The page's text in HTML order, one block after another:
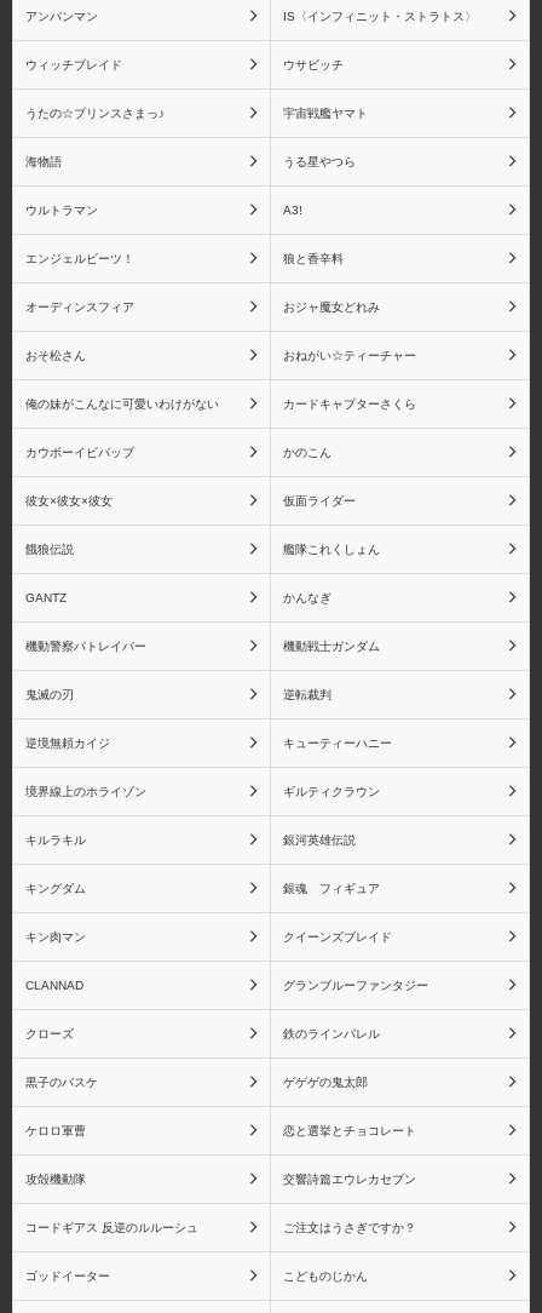
伊黒 小芭内 不死川 実弥
悲鳴嶼 行冥
猗窩座
鬼滅の刃 バンプレスト
シリーズ
鬼滅の刃 Figuarts mini シ
鬼滅の刃 フィギュアー
ツZERO シリーズ
虎杖悠仁 伏黒恵
五条悟
(一番くじ)
魔法少女まどか☆マギ
カ RAHシリーズ
魔法少女まどか☆マギカ
Figuarts miniシリーズ
アンパンマン IS〈インフィニット・ストラトス〉
ウィッチブレイド ウサビッチ
うたの☆プリンスさまっ♪ 宇宙戦艦ヤマト
海物語 うる星やつら
ウルトラマン A3!
エンジェルビーツ！ 狼と香辛料
オーディンスフィア おジャ魔女どれみ
おそ松さん おねがい☆ティーチャー
俺の妹がこんなに可愛いわけがない カードキャプターさくら
カウボーイビバップ かのこん
彼女×彼女×彼女 仮面ライダー
餓狼伝説 艦隊これくしょん
GANTZ かんなぎ
機動警察パトレイバー 機動戦士ガンダム
鬼滅の刃 逆転裁判
逆境無頼カイジ キューティーハニー
境界線上のホライゾン ギルティクラウン
キルラキル 銀河英雄伝説
キングダム 銀魂 フィギュア
キン肉マン クイーンズブレイド
CLANNAD グランブルーファンタジー
クローズ 鉄のラインバレル
黒子のバスケ ゲゲゲの鬼太郎
ケロロ軍曹 恋と選挙とチョコレート
攻殻機動隊 交響詩篇エウレカセブン
コードギアス 反逆のルルーシュ ご注文はうさぎですか？
ゴッドイーター こどものじかん